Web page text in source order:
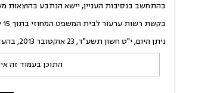
בהתחשב בנסיבות העניין, יישא הנתבע בהוצאות משפט בסך 500 ₪, בצירוף הפרשי הצמדה וריבית מיום מתן פסק
בקשת רשות ערעור לבית המשפט המחוזי בתוך 15 יום.
ניתן היום, י"ט חשון תשע"ד, 23 אוקטובר 2013, בהעדר הצדדים.
התוכן בעמוד זה